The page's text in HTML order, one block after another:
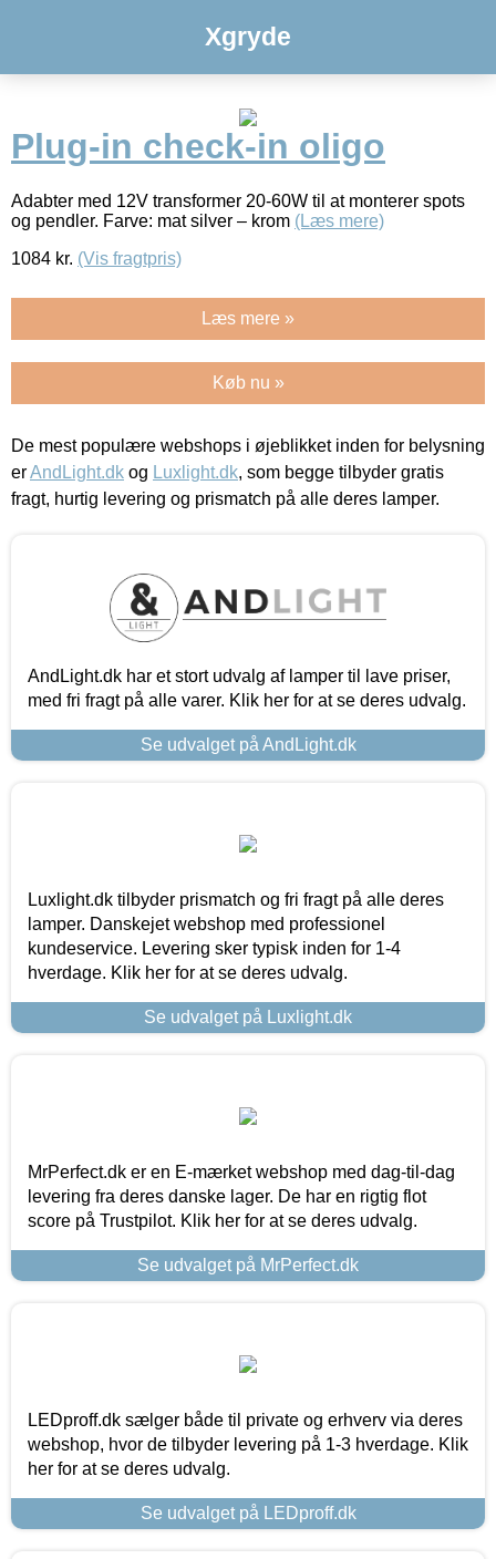
Xgryde
Plug-in check-in oligo
Adabter med 12V transformer 20-60W til at monterer spots
og pendler. Farve: mat silver – krom (Læs mere)
1084 kr. (Vis fragtpris)
Læs mere »
Køb nu »
De mest populære webshops i øjeblikket inden for belysning
erAndLight.dk og Luxlight.dk, som begge tilbyder gratis
fragt, hurtig levering og prismatch på alle deres lamper.
AndLight.dk har et stort udvalg af lamper til lave priser,
med fri fragt på alle varer. Klik her for at se deres udvalg.
Se udvalget på AndLight.dk
Luxlight.dk tilbyder prismatch og fri fragt på alle deres
lamper. Danskejet webshop med professionel
kundeservice. Levering sker typisk inden for 1-4
hverdage. Klik her for at se deres udvalg.
Se udvalget på Luxlight.dk
MrPerfect.dk er en E-mærket webshop med dag-til-dag
levering fra deres danske lager. De har en rigtig flot
score på Trustpilot. Klik her for at se deres udvalg.
Se udvalget på MrPerfect.dk
LEDproff.dk sælger både til private og erhverv via deres
webshop, hvor de tilbyder levering på 1-3 hverdage. Klik
her for at se deres udvalg.
Se udvalget på LEDproff.dk